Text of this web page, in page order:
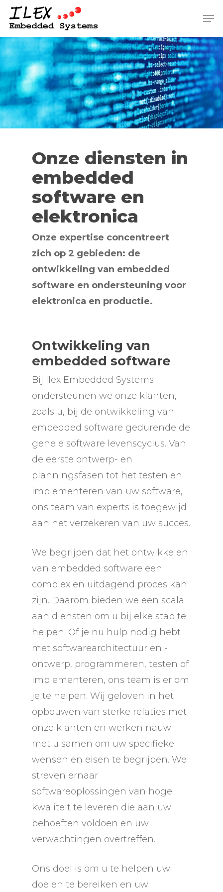
Skip
main
content
Onze diensten in
embedded
software en
elektronica
Onze expertise concentreert
zich op 2 gebieden: de
ontwikkeling van embedded
software en ondersteuning voor
elektronica en productie.
Ontwikkeling van
embedded software
Bij Ilex Embedded Systems
ondersteunen we onze klanten,
zoals u, bij de ontwikkeling van
embedded software gedurende de
gehele software levenscyclus. Van
de eerste ontwerp- en
planningsfasen tot het testen en
implementeren van uw software,
ons team van experts is toegewijd
aan het verzekeren van uw succes.
We begrijpen dat het ontwikkelen
van embedded software een
complex en uitdagend proces kan
zijn. Daarom bieden we een scala
aan diensten om u bij elke stap te
helpen. Of je nu hulp nodig hebt
met softwarearchitectuur en -
ontwerp, programmeren, testen of
implementeren, ons team is er om
je te helpen. Wij geloven in het
opbouwen van sterke relaties met
onze klanten en werken nauw
met u samen om uw specifieke
wensen en eisen te begrijpen. We
streven ernaar
softwareoplossingen van hoge
kwaliteit te leveren die aan uw
behoeften voldoen en uw
verwachtingen overtreffen.
Ons doel is om u te helpen uw
doelen te bereiken en uw